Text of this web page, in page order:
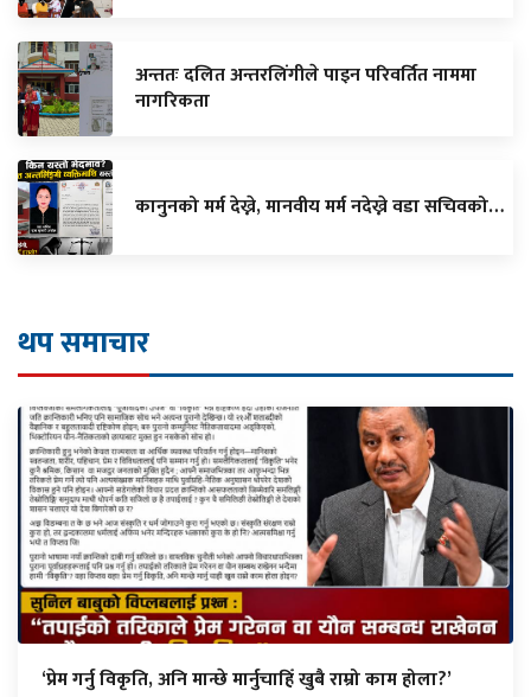
अन्ततः दलित अन्तरलिंगीले पाइन परिवर्तित नाममा
नागरिकता
कानुनको मर्म देख्ने, मानवीय मर्म नदेख्ने वडा सचिवको…
थप समाचार
‘प्रेम गर्नु विकृति, अनि मान्छे मार्नुचाहिँ खुबै राम्रो काम होला?’